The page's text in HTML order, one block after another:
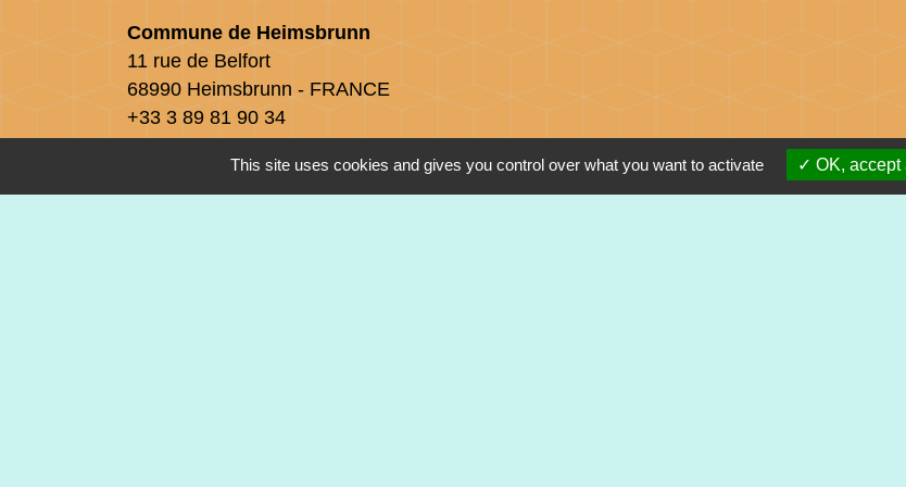
Commune de Heimsbrunn
11 rue de Belfort
68990 Heimsbrunn - FRANCE
+33 3 89 81 90 34
Mail : mairie@heimsbrunn.fr
This site uses cookies and gives you control over what you want to activate OK, accept